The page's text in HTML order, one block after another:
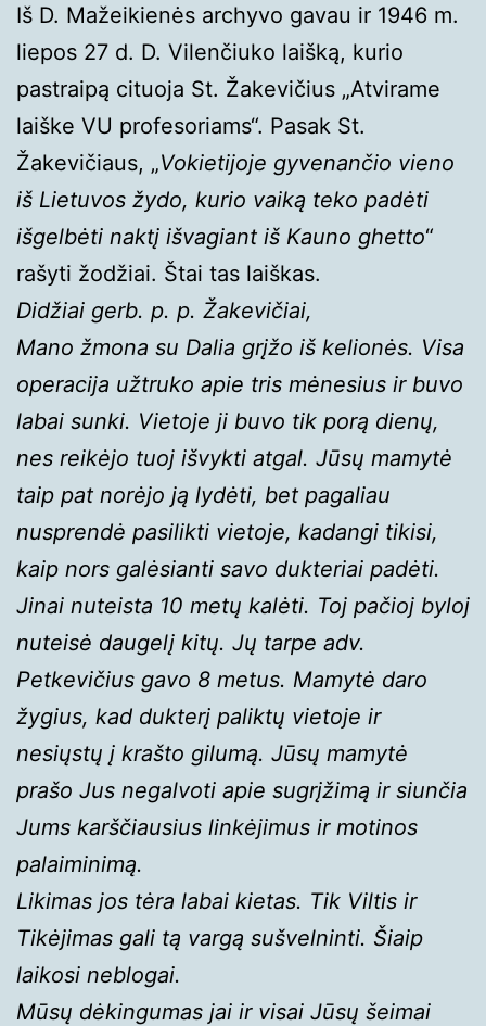
Iš D. Mažeikienės archyvo gavau ir 1946 m.
liepos 27 d. D. Vilenčiuko laišką, kurio
pastraipą cituoja St. Žakevičius „Atvirame
laiške VU profesoriams“. Pasak St.
Žakevičiaus, „Vokietijoje gyvenančio vieno
iš Lietuvos žydo, kurio vaiką teko padėti
išgelbėti naktį išvagiant iš Kauno ghetto“
rašyti žodžiai. Štai tas laiškas.
Didžiai gerb. p. p. Žakevičiai,
Mano žmona su Dalia grįžo iš kelionės. Visa
operacija užtruko apie tris mėnesius ir buvo
labai sunki. Vietoje ji buvo tik porą dienų,
nes reikėjo tuoj išvykti atgal. Jūsų mamytė
taip pat norėjo ją lydėti, bet pagaliau
nusprendė pasilikti vietoje, kadangi tikisi,
kaip nors galėsianti savo dukteriai padėti.
Jinai nuteista 10 metų kalėti. Toj pačioj byloj
nuteisė daugelį kitų. Jų tarpe adv.
Petkevičius gavo 8 metus. Mamytė daro
žygius, kad dukterį paliktų vietoje ir
nesiųstų į krašto gilumą. Jūsų mamytė
prašo Jus negalvoti apie sugrįžimą ir siunčia
Jums karščiausius linkėjimus ir motinos
palaiminimą.
Likimas jos tėra labai kietas. Tik Viltis ir
Tikėjimas gali tą vargą sušvelninti. Šiaip
laikosi neblogai.
Mūsų dėkingumas jai ir visai Jūsų šeimai